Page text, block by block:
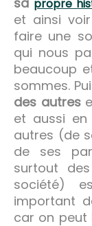
propre
et ainsi
faire une
qui nous
beaucoup
sommes.
des autres
et aussi en
autres (de
de ses
surtout
société)
important
car on peut